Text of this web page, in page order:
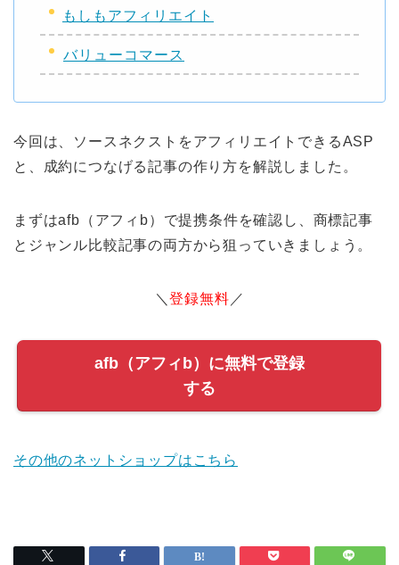
もしもアフィリエイト
バリューコマース
今回は、ソースネクストをアフィリエイトできるASP
と、成約につなげる記事の作り方を解説しました。
まずはafb（アフィb）で提携条件を確認し、商標記事
とジャンル比較記事の両方から狙っていきましょう。
＼登録無料 ／
afb（アフィb）に無料で登録
する
その他のネットショップはこちら